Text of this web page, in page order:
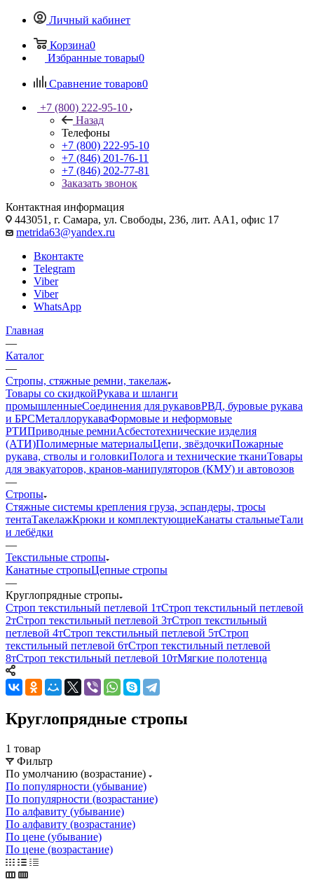
Личный кабинет
Корзина0
Избранные товары0
Сравнение товаров0
+7 (800) 222-95-10
Назад
Телефоны
+7 (800) 222-95-10
+7 (846) 201-76-11
+7 (846) 202-77-81
Заказать звонок
Контактная информация
443051, г. Самара, ул. Свободы, 236, лит. АА1, офис 17
metrida63@yandex.ru
Вконтакте
Telegram
Viber
Viber
WhatsApp
Главная
—
Каталог
—
Стропы, стяжные ремни, такелаж
Товары со скидкойРукава и шланги
промышленныеСоединения для рукавовРВД, буровые рукава
и БРСМеталлорукаваФормовые и неформовые
РТИПриводные ремниАсбестотехнические изделия
(АТИ)Полимерные материалыЦепи, звёздочкиПожарные
рукава, стволы и головкиПолога и технические тканиТовары
для эвакуаторов, кранов-манипуляторов (КМУ) и автовозов
—
Стропы
Стяжные системы крепления груза, эспандеры, тросы
тентаТакелажКрюки и комплектующиеКанаты стальныеТали
и лебёдки
—
Текстильные стропы
Канатные стропыЦепные стропы
—
Круглопрядные стропы
Строп текстильный петлевой 1тСтроп текстильный петлевой
2тСтроп текстильный петлевой 3тСтроп текстильный
петлевой 4тСтроп текстильный петлевой 5тСтроп
текстильный петлевой 6тСтроп текстильный петлевой
8тСтроп текстильный петлевой 10тМягкие полотенца
Круглопрядные стропы
1 товар
Фильтр
По умолчанию (возрастание)
По популярности (убывание)
По популярности (возрастание)
По алфавиту (убывание)
По алфавиту (возрастание)
По цене (убывание)
По цене (возрастание)